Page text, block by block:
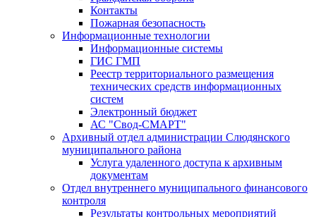
Контакты
Пожарная безопасность
Информационные технологии
Информационные системы
ГИС ГМП
Реестр территориального размещения
технических средств информационных
систем
Электронный бюджет
АС "Свод-СМАРТ"
Архивный отдел администрации Слюдянского
муниципального района
Услуга удаленного доступа к архивным
документам
Отдел внутреннего муниципального финансового
контроля
Результаты контрольных мероприятий